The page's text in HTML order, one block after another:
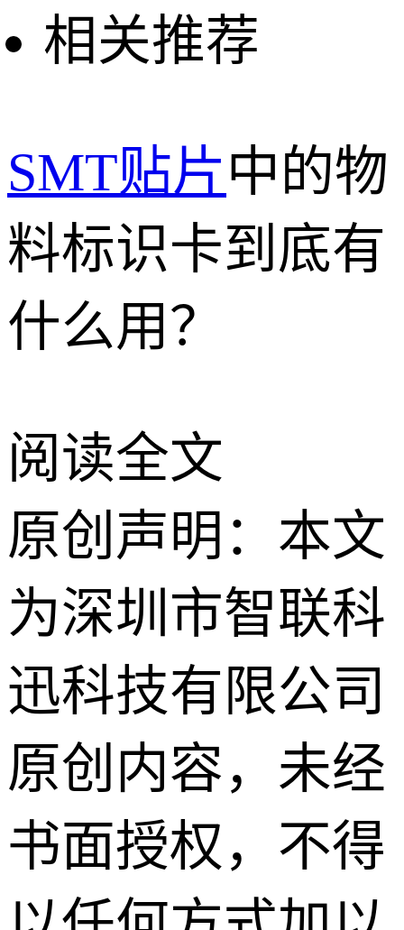
相关推荐
SMT贴片中的物
料标识卡到底有
什么用？
阅读全文
原创声明：本文
为深圳市智联科
迅科技有限公司
原创内容，未经
书面授权，不得